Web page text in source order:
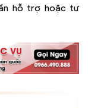
hỗ trợ hoặc tư